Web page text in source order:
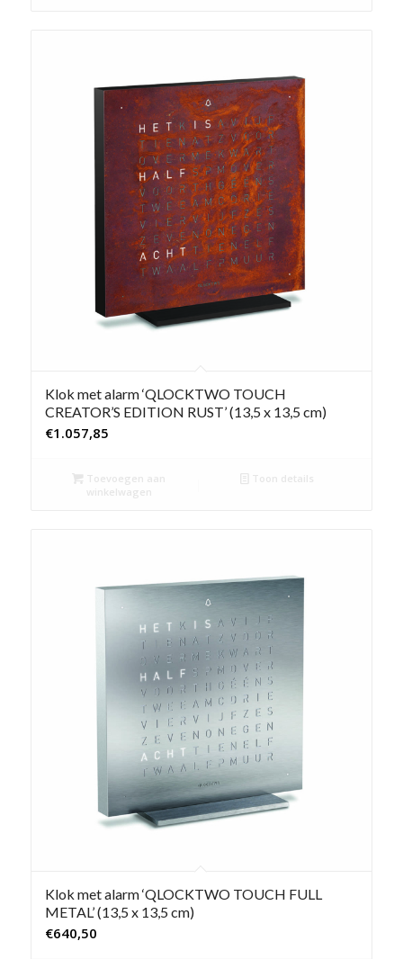
Klok met alarm ‘QLOCKTWO TOUCH
CREATOR’S EDITION RUST’ (13,5 x 13,5 cm)
€1.057,85
Toevoegen aan
winkelwagen
Toon details
Klok met alarm ‘QLOCKTWO TOUCH FULL
METAL’ (13,5 x 13,5 cm)
€640,50